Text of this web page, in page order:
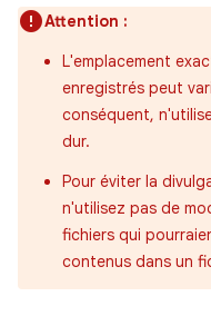
Attention :
L'emplacement
enregistrés peut
conséquent,
dur.
Pour éviter la
n'utilisez pas de
fichiers qui
contenus dans un